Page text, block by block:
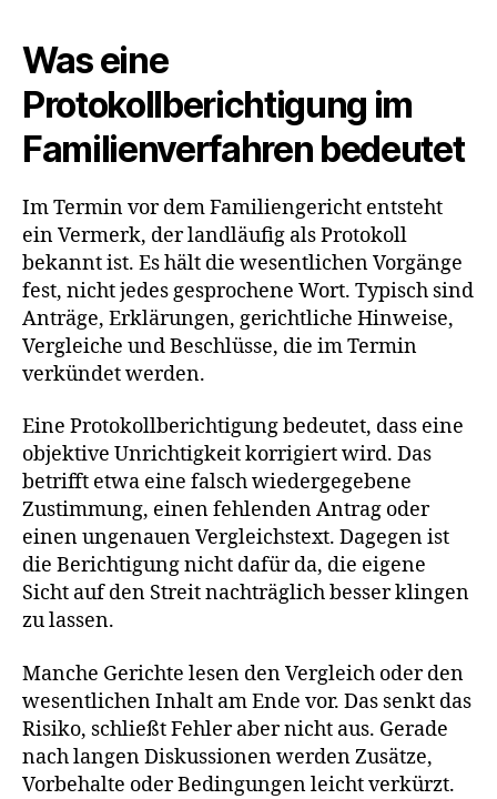
Was eine
Protokollberichtigung im
Familienverfahren bedeutet
Im Termin vor dem Familiengericht entsteht
ein Vermerk, der landläufig als Protokoll
bekannt ist. Es hält die wesentlichen Vorgänge
fest, nicht jedes gesprochene Wort. Typisch sind
Anträge, Erklärungen, gerichtliche Hinweise,
Vergleiche und Beschlüsse, die im Termin
verkündet werden.
Eine Protokollberichtigung bedeutet, dass eine
objektive Unrichtigkeit korrigiert wird. Das
betrifft etwa eine falsch wiedergegebene
Zustimmung, einen fehlenden Antrag oder
einen ungenauen Vergleichstext. Dagegen ist
die Berichtigung nicht dafür da, die eigene
Sicht auf den Streit nachträglich besser klingen
zu lassen.
Manche Gerichte lesen den Vergleich oder den
wesentlichen Inhalt am Ende vor. Das senkt das
Risiko, schließt Fehler aber nicht aus. Gerade
nach langen Diskussionen werden Zusätze,
Vorbehalte oder Bedingungen leicht verkürzt.